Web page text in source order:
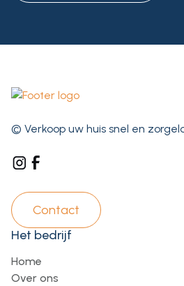
© Verkoop uw huis snel en
Contact
Het bedrijf
Home
Over ons